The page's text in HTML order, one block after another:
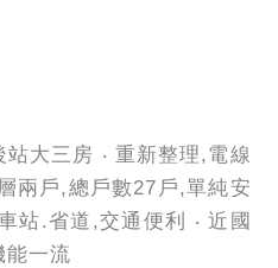
大三房 ‧ 重新整理,電線
兩戶,總戶數27戶,單純安
站.省道,交通便利 ‧ 近國
能一流